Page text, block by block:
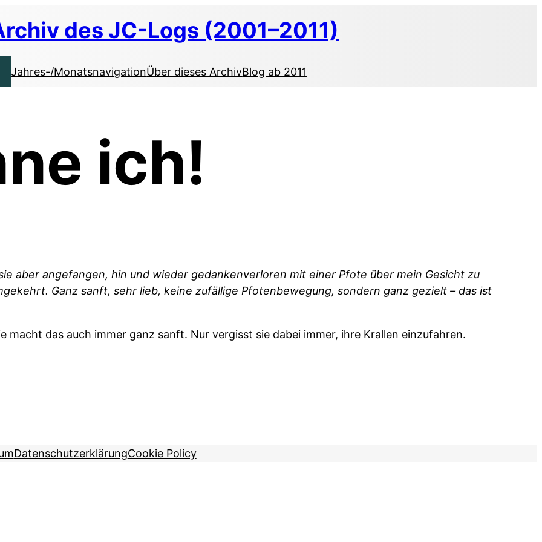
des JC-Logs (2001–2011)
Jahres-/MonatsnavigationÜber dieses ArchivBlog ab 2011
ich!
aber angefangen, hin und wieder gedankenverloren mit einer Pfote über mein Gesicht zu
Ganz sanft, sehr lieb, keine zufällige Pfotenbewegung, sondern ganz gezielt – das ist
macht das auch immer ganz sanft. Nur vergisst sie dabei immer, ihre Krallen einzufahren.
DatenschutzerklärungCookie Policy